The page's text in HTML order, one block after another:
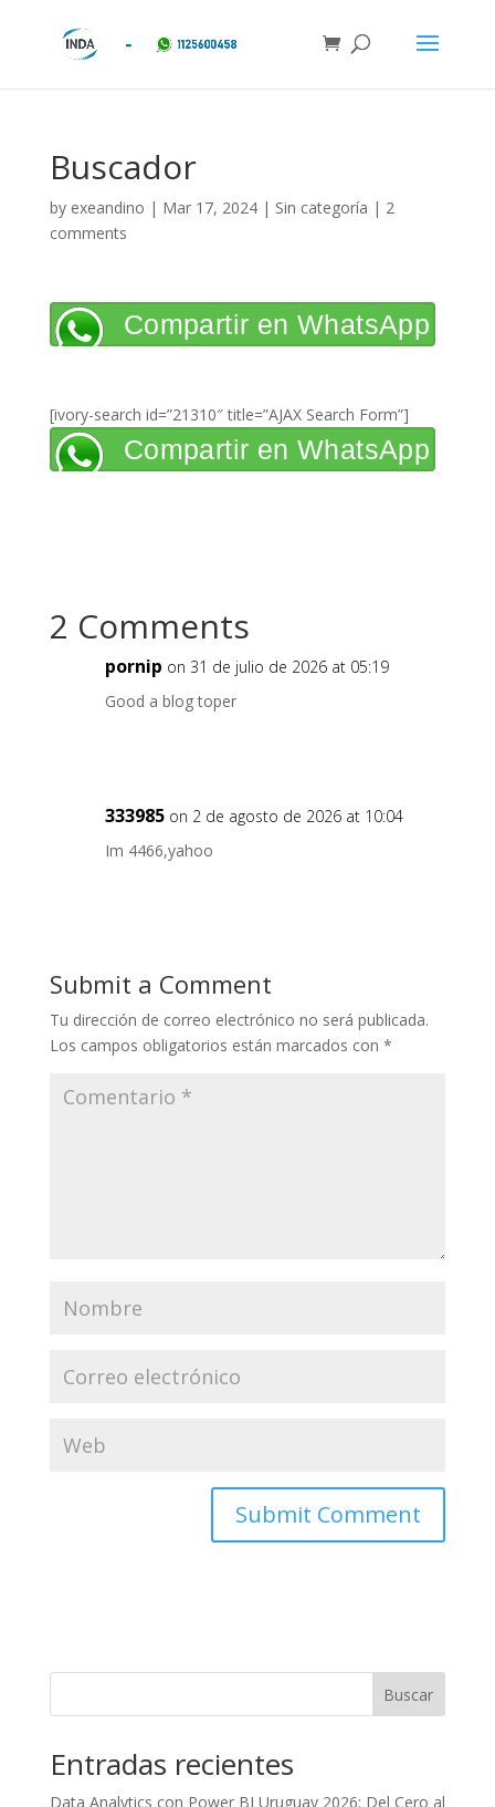
Buscador
by exeandino | Mar 17, 2024| Sin categoría | 2
comments
Compartir en WhatsApp
[ivory-search id=”21310″ title=”AJAX Search Form”]
Compartir en WhatsApp
2 Comments
pornip on 31 de julio de 2026 at 05:19
Good a blog toper
333985 on 2 de agosto de 2026 at 10:04
Im 4466,yahoo
Submit a Comment
Tu dirección de correo electrónico no será publicada.
Los campos obligatorios están marcados con *
Buscar
Entradas recientes
Data Analytics con Power BI Uruguay 2026: Del Cero al